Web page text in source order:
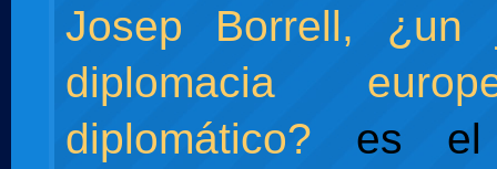
Josep Borrell,
diplomacia
diplomático? es el